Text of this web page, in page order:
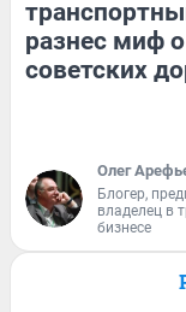
разнес миф
советских
Олег
Блогер,
владелец в
бизнесе